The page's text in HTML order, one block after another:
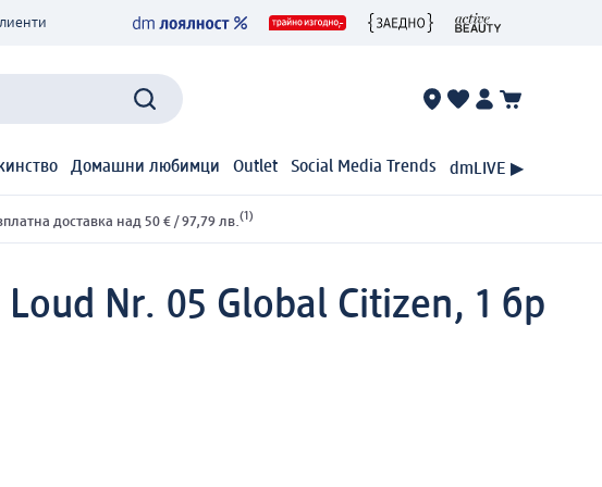
Домашни любимци Outlet Social Media Trends dmLIVE ▶
доставка над 50 € / 97,79 лв. (1)
Nr. 05 Global Citizen, 1 бр